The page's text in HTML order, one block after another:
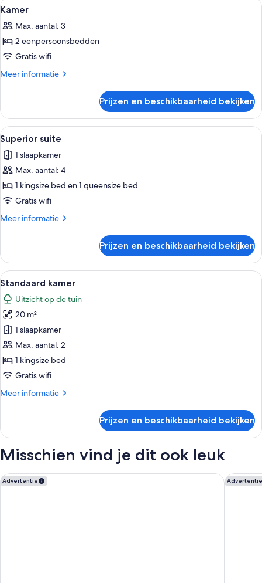
Alle
foto's
voor
Kamer
laden
5
Kamer
Max. aantal: 3
2 eenpersoonsbedden
Gratis wifi
Meer informatie
Meer
Prijzen en beschikbaarheid bekijken
Alle
foto's
voor
Superior
suite
laden
Superior suite | Een minibar, een
1
Superior suite
1 slaapkamer
Max. aantal: 4
1 kingsize bed en 1 queensize bed
Gratis wifi
Meer informatie
Meer
suite
Prijzen en beschikbaarheid bekijken
Alle
foto's
voor
Standaard
kamer
laden
Een moderne hotelkamer met een
11
Standaard kamer
Uitzicht op de tuin
20 m²
1 slaapkamer
Max. aantal: 2
1 kingsize bed
Gratis wifi
Meer informatie
Meer
kamer
Prijzen en beschikbaarheid bekijken
Misschien vind je dit ook leuk
Advertentie
Hotel Aragon Advertentie
The